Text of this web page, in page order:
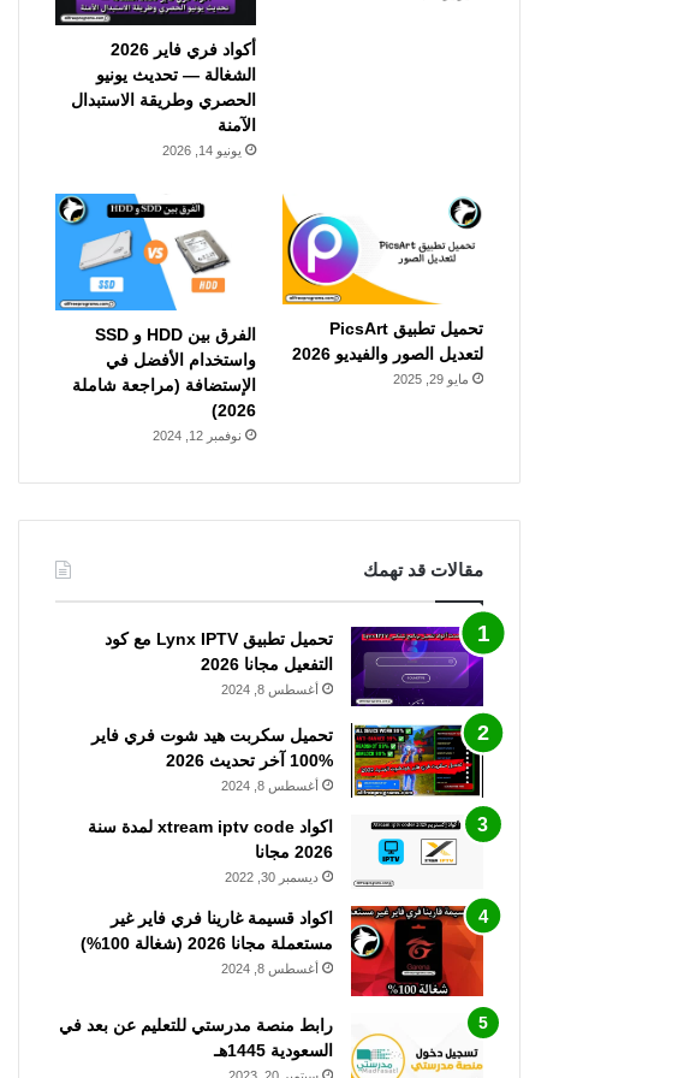
أكواد فري فاير 2026
الشغالة — تحديث يونيو
الحصري وطريقة الاستبدال
الآمنة
يونيو 14, 2026
تحميل تطبيق PicsArt
لتعديل الصور والفيديو 2026
مايو 29, 2025
الفرق بين HDD و SSD
واستخدام الأفضل في
الإستضافة (مراجعة شاملة
2026)
نوفمبر 12, 2024
مقالات قد تهمك
تحميل تطبيق Lynx IPTV مع كود
التفعيل مجانا 2026
أغسطس 8, 2024
تحميل سكربت هيد شوت فري فاير
%100 آخر تحديث 2026
أغسطس 8, 2024
اكواد xtream iptv code لمدة سنة
2026 مجانا
ديسمبر 30, 2022
اكواد قسيمة غارينا فري فاير غير
مستعملة مجانا 2026 (شغالة 100%)
أغسطس 8, 2024
رابط منصة مدرستي للتعليم عن بعد في
السعودية 1445هـ